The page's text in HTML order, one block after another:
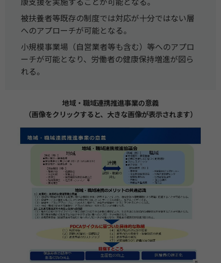
康支援を実施することが可能となる。
被扶養者等既存の制度では対応が十分ではない層
へのアプローチが可能となる。
小規模事業場（自営業者等も含む）等へのアプロ
ーチが可能となり、労働者の健康保持増進が図ら
れる。
地域・職域連携推進事業の意義
（画像をクリックすると、大きな画像が表示されます）